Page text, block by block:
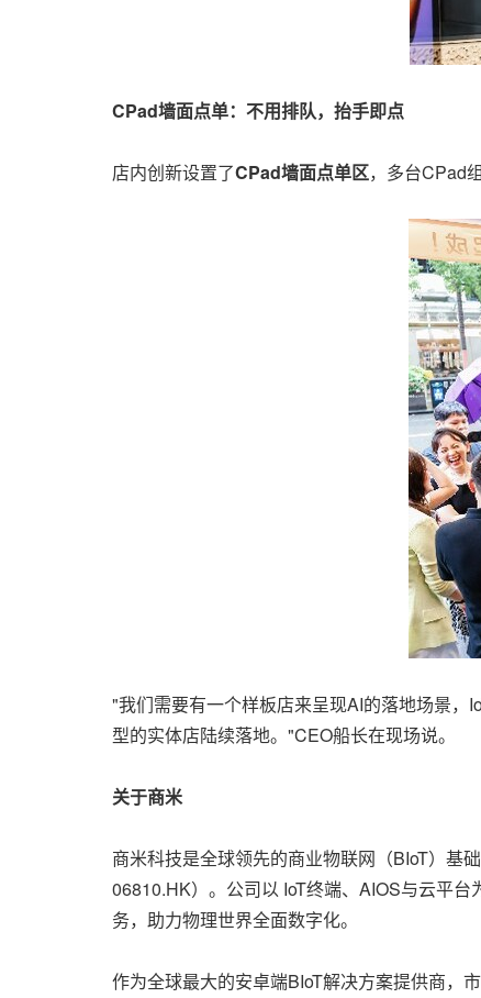
CPad墙面点单：不用排队，抬手即点
店内创新设置了CPad墙面点单区，多台CPad
"我们需要有一个样板店来呈现AI的落地场景，
型的实体店陆续落地。"CEO船长在现场说。
关于商米
商米科技是全球领先的商业物联网（BIoT）基
06810.HK）。公司以 IoT终端、AIOS与云平
务，助力物理世界全面数字化。
作为全球最大的安卓端BIoT解决方案提供商，